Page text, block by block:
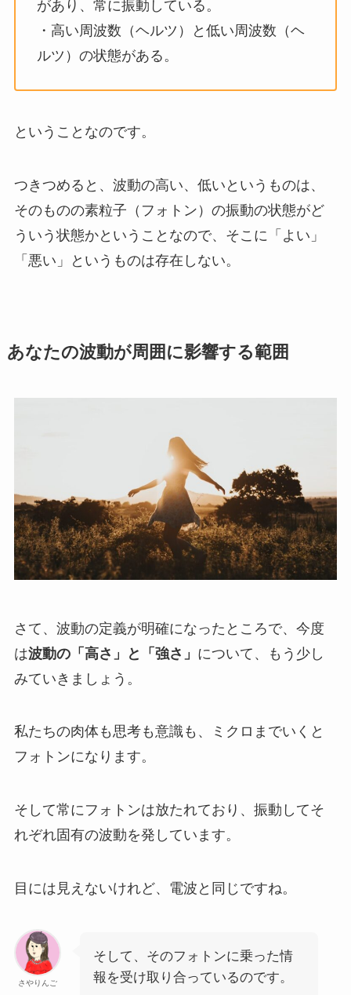
があり、常に振動している。
・高い周波数（ヘルツ）と低い周波数（ヘ
ルツ）の状態がある。
ということなのです。
つきつめると、波動の高い、低いというものは、
そのものの素粒子（フォトン）の振動の状態がど
ういう状態かということなので、そこに「よい」
「悪い」というものは存在しない。
あなたの波動が周囲に影響する範囲
さて、波動の定義が明確になったところで、今度
は波動の「高さ」と「強さ」 について、もう少し
みていきましょう。
私たちの肉体も思考も意識も、ミクロまでいくと
フォトンになります。
そして常にフォトンは放たれており、 振動してそ
れぞれ固有の波動を発しています。
目には見えないけれど、電波と同じですね。
さやりんご
そして、そのフォトンに乗った情
報を受け取り合っているのです。